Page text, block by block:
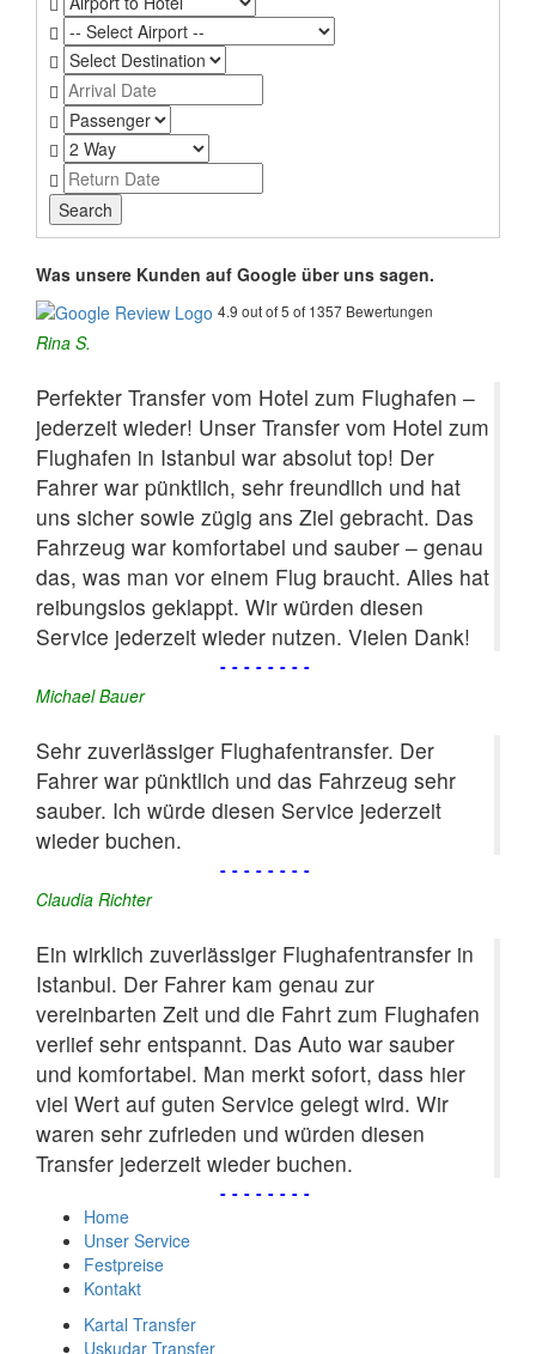
Was unsere Kunden auf Google über uns sagen.
4.9 out of 5 of 1357 Bewertungen
Rina S.
Perfekter Transfer vom Hotel zum Flughafen –
jederzeit wieder! Unser Transfer vom Hotel zum
Flughafen in Istanbul war absolut top! Der
Fahrer war pünktlich, sehr freundlich und hat
uns sicher sowie zügig ans Ziel gebracht. Das
Fahrzeug war komfortabel und sauber – genau
das, was man vor einem Flug braucht. Alles hat
reibungslos geklappt. Wir würden diesen
Service jederzeit wieder nutzen. Vielen Dank!
--------
Michael Bauer
Sehr zuverlässiger Flughafentransfer. Der
Fahrer war pünktlich und das Fahrzeug sehr
sauber. Ich würde diesen Service jederzeit
wieder buchen.
--------
Claudia Richter
Ein wirklich zuverlässiger Flughafentransfer in
Istanbul. Der Fahrer kam genau zur
vereinbarten Zeit und die Fahrt zum Flughafen
verlief sehr entspannt. Das Auto war sauber
und komfortabel. Man merkt sofort, dass hier
viel Wert auf guten Service gelegt wird. Wir
waren sehr zufrieden und würden diesen
Transfer jederzeit wieder buchen.
--------
Home
Unser Service
Festpreise
Kontakt
Kartal Transfer
Uskudar Transfer